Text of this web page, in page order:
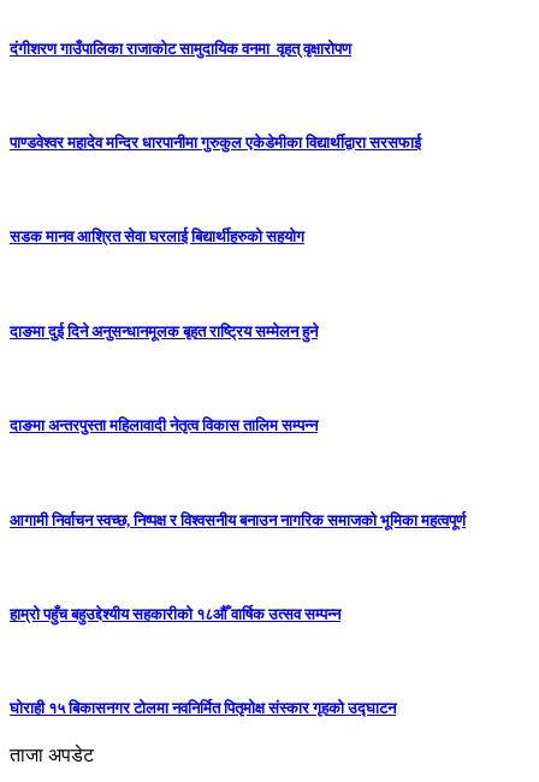
दंगीशरण गाउँपालिका राजाकाेट सामुदायिक वनमा वृहत् वृक्षारोपण
पाण्डवेश्वर महादेव मन्दिर धारपानीमा गुरुकुल एकेडेमीका विद्यार्थीद्वारा सरसफाई
सडक मानव आश्रित सेवा घरलाई बिद्यार्थीहरुको सहयोग
दाङमा दुई दिने अनुसन्धानमूलक बृहत राष्ट्रिय सम्मेलन हुने
दाङमा अन्तरपुस्ता महिलावादी नेतृत्व विकास तालिम सम्पन्न
आगामी निर्वाचन स्वच्छ, निष्पक्ष र विश्वसनीय बनाउन नागरिक समाजको भूमिका महत्वपूर्ण
हाम्रो पहुँच बहुउद्देश्यीय सहकारीको १८औँ वार्षिक उत्सव सम्पन्न
घोराही १५ बिकासनगर टोलमा नवनिर्मित पितृमोक्ष संस्कार गृहको उद्घाटन
ताजा अपडेट